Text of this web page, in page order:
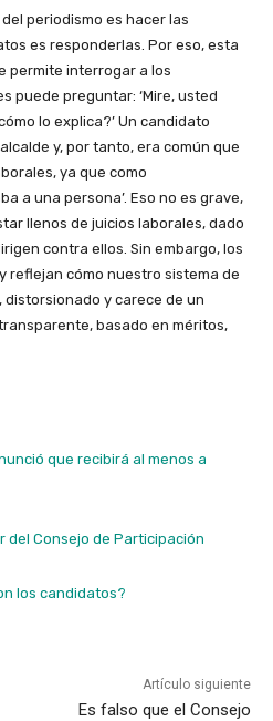
periodismo es hacer las
es responderlas. Por eso, esta
permite interrogar a los
puede preguntar: ‘Mire, usted
lo explica?’ Un candidato
y, por tanto, era común que
ya que como
a una persona’. Eso no es grave,
llenos de juicios laborales, dado
contra ellos. Sin embargo, los
reflejan cómo nuestro sistema de
y carece de un
basado en méritos,
que recibirá al menos a
del Consejo de Participación
los candidatos?
Artículo siguiente
Es falso que el Consejo